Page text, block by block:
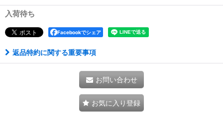
入荷待ち
Facebookでシェア
返品特約に関する重要事項
お問い合わせ
お気に入り登録